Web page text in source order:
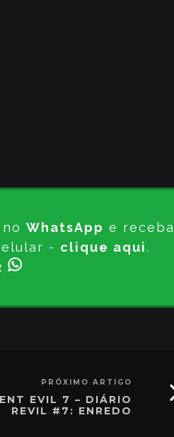
no WhatsApp e receba
- clique aqui.
PRÓXIMO ARTIGO
EVIL 7 – DIÁRIO
REVIL #7: ENREDO